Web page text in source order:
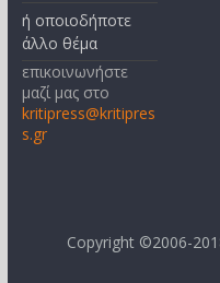
ή οποιοδήποτε
άλλο θέμα
επικοινωνήστε
μαζί μας στο
kritipress@kritipres
s.gr
Copyright ©2006-